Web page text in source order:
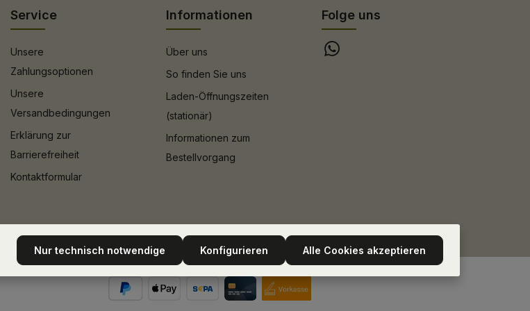
Service
Unsere
Zahlungsoptionen
Unsere
Versandbedingungen
Erklärung zur
Barrierefreiheit
Kontaktformular
Informationen
Über uns
So finden Sie uns
Laden-Öffnungszeiten
(stationär)
Informationen zum
Bestellvorgang
Folge uns
Nur technisch notwendige Konfigurieren Alle Cookies akzeptieren